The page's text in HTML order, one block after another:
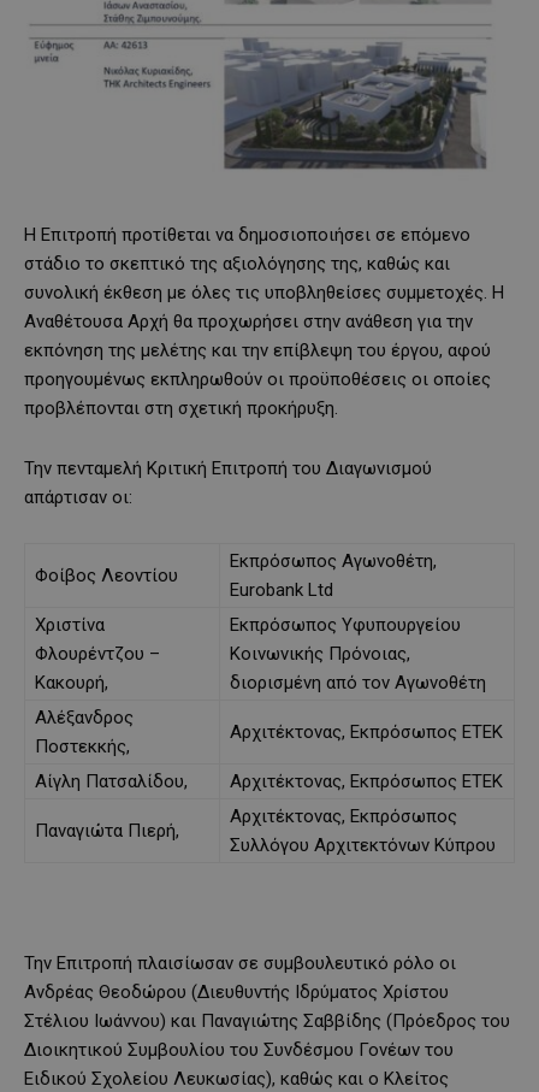
Η Επιτροπή προτίθεται να δημοσιοποιήσει σε επόμενο
στάδιο το σκεπτικό της αξιολόγησης της, καθώς και
συνολική έκθεση με όλες τις υποβληθείσες συμμετοχές. Η
Αναθέτουσα Αρχή θα προχωρήσει στην ανάθεση για την
εκπόνηση της μελέτης και την επίβλεψη του έργου, αφού
προηγουμένως εκπληρωθούν οι προϋποθέσεις οι οποίες
προβλέπονται στη σχετική προκήρυξη.
Την πενταμελή Κριτική Επιτροπή του Διαγωνισμού
απάρτισαν οι:
Φοίβος Λεοντίου
Εκπρόσωπος Αγωνοθέτη,
Eurobank Ltd
Χριστίνα
Φλουρέντζου –
Κακουρή,
Εκπρόσωπος Υφυπουργείου
Κοινωνικής Πρόνοιας,
διορισμένη από τον Αγωνοθέτη
Αλέξανδρος
Ποστεκκής,
Αρχιτέκτονας, Εκπρόσωπος ΕΤΕΚ
Αίγλη Πατσαλίδου, Αρχιτέκτονας, Εκπρόσωπος ΕΤΕΚ
Παναγιώτα Πιερή,
Αρχιτέκτονας, Εκπρόσωπος
Συλλόγου Αρχιτεκτόνων Κύπρου
Την Επιτροπή πλαισίωσαν σε συμβουλευτικό ρόλο οι
Ανδρέας Θεοδώρου (Διευθυντής Ιδρύματος Χρίστου
Στέλιου Ιωάννου) και Παναγιώτης Σαββίδης (Πρόεδρος του
Διοικητικού Συμβουλίου του Συνδέσμου Γονέων του
Ειδικού Σχολείου Λευκωσίας), καθώς και ο Κλείτος